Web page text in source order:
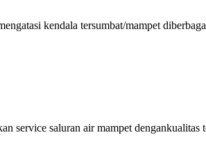
kendala tersumbat/mampet
saluran air mampet dengankualitas